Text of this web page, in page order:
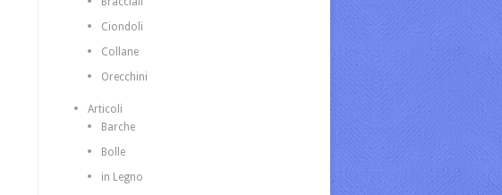
Ciondoli
Collane
Orecchini
Articoli
Barche
Bolle
in Legno